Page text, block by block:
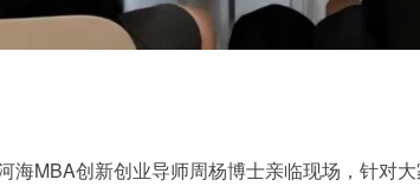
海MBA创新创业导师周杨博士亲临现场，针对